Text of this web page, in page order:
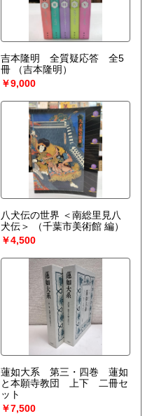
吉本隆明 全質疑応答 全5
冊
（吉本隆明）
￥9,000
八犬伝の世界 ＜南総里見八
犬伝＞
（千葉市美術館 編）
￥4,500
蓮如大系 第三・四巻 蓮如
と本願寺教団 上下 二冊セ
ット
￥7,500